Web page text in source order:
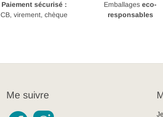
Paiement sécurisé :
CB, virement, chèque
Emballages eco-
responsables
Me suivre